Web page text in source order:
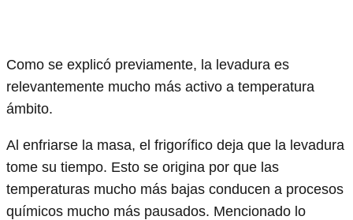
Como se explicó previamente, la levadura es
relevantemente mucho más activo a temperatura
ámbito.
Al enfriarse la masa, el frigorífico deja que la levadura
tome su tiempo. Esto se origina por que las
temperaturas mucho más bajas conducen a procesos
químicos mucho más pausados. Mencionado lo